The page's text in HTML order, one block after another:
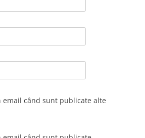
email când sunt publicate alte